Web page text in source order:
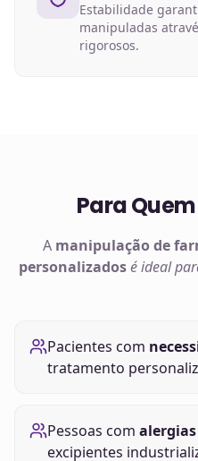
Estabilidade
manipuladas
rigorosos.
Para
A manipulação de
personalizados é ideal
Pacientes com
tratamento
Pessoas com
excipientes